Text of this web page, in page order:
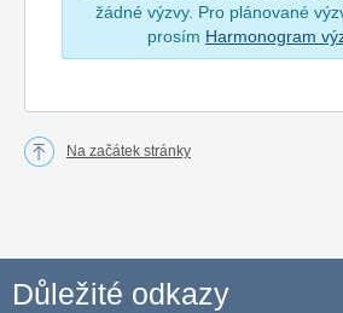
žádné výzvy. Pro plánované
prosím Harmonogram
Na začátek stránky
Důležité odkazy